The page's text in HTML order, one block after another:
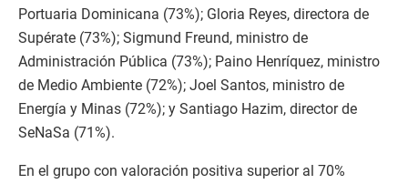
Portuaria Dominicana (73%); Gloria Reyes, directora de
Supérate (73%); Sigmund Freund, ministro de
Administración Pública (73%); Paino Henríquez, ministro
de Medio Ambiente (72%); Joel Santos, ministro de
Energía y Minas (72%); y Santiago Hazim, director de
SeNaSa (71%).
En el grupo con valoración positiva superior al 70%